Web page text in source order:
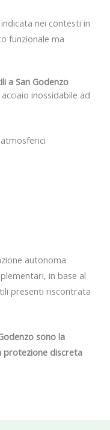
nei contesti in
funzionale ma
a San Godenzo
inossidabile ad
autonoma
in base al
presenti riscontrata
sono la
protezione discreta